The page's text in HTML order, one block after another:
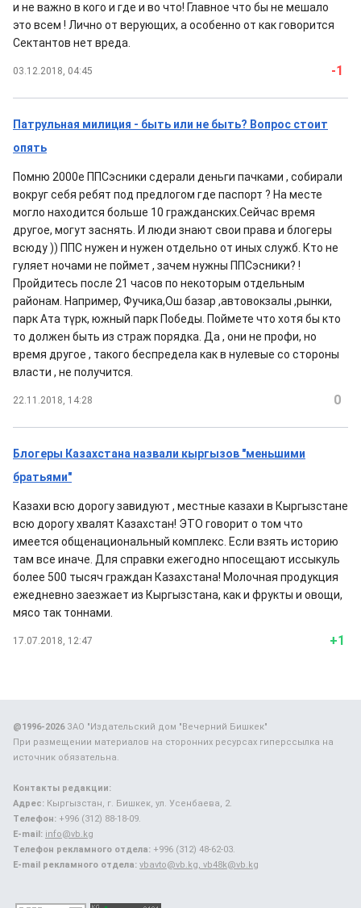
и не важно в кого и где и во что! Главное что бы не мешало
это всем ! Лично от верующих, а особенно от как говорится
Сектантов нет вреда.
03.12.2018, 04:45 -1
Патрульная милиция - быть или не быть? Вопрос стоит
опять
Помню 2000е ППСэсники сдерали деньги пачками , собирали
вокруг себя ребят под предлогом где паспорт ? На месте
могло находится больше 10 гражданских.Сейчас время
другое, могут заснять. И люди знают свои права и блогеры
всюду )) ППС нужен и нужен отдельно от иных служб. Кто не
гуляет ночами не поймет , зачем нужны ППСэсники? !
Пройдитесь после 21 часов по некоторым отдельным
районам. Например, Фучика,Ош базар ,автовокзалы ,рынки,
парк Ата түрк, южный парк Победы. Поймете что хотя бы кто
то должен быть из страж порядка. Да , они не профи, но
время другое , такого беспредела как в нулевые со стороны
власти , не получится.
22.11.2018, 14:28 0
Блогеры Казахстана назвали кыргызов "меньшими
братьями"
Казахи всю дорогу завидуют , местные казахи в Кыргызстане
всю дорогу хвалят Казахстан! ЭТО говорит о том что
имеется общенациональный комплекс. Если взять историю
там все иначе. Для справки ежегодно нпосещают иссыкуль
более 500 тысяч граждан Казахстана! Молочная продукция
ежедневно заезжает из Кыргызстана, как и фрукты и овощи,
мясо так тоннами.
17.07.2018, 12:47 +1
@1996-2026ЗАО "Издательский дом "Вечерний Бишкек"
При размещении материалов на сторонних ресурсах гиперссылка на
источник обязательна.
Контакты редакции:
Адрес: Кыргызстан, г. Бишкек, ул. Усенбаева, 2.
Телефон: +996 (312) 88-18-09.
E-mail: info@vb.kg
Телефон рекламного отдела: +996 (312) 48-62-03.
E-mail рекламного отдела: vbavto@vb.kg, vb48k@vb.kg